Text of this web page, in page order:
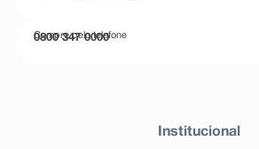
Compre pelo telefone
0800 347 0000
Institucional